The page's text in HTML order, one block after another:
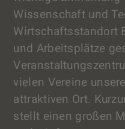
Wissenschaft und
Wirtschaftsstandort
und Arbeitsplätze
vielen Vereine
attraktiven Ort.
stellt einen großen